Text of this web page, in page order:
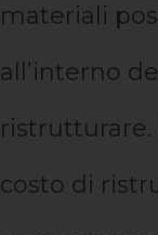
materiali
all’interno
ristrutturare.
costo di